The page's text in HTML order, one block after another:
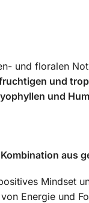
und floralen
und
und
aus
Mindset
Energie und